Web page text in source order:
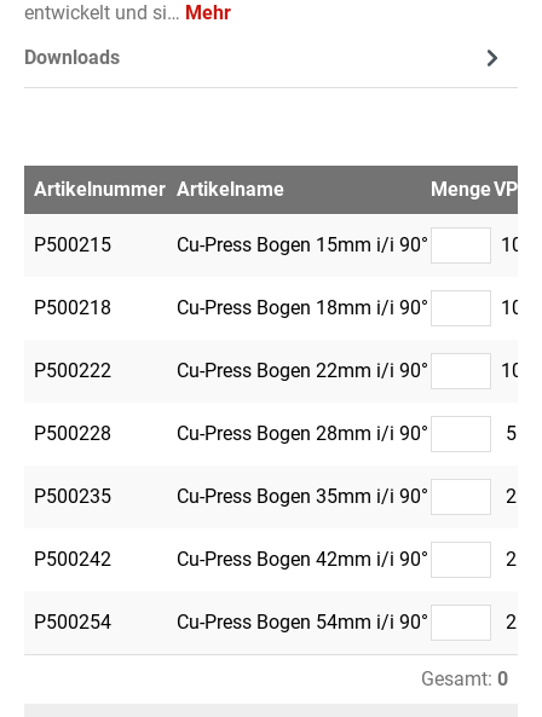
entwickelt und si… Mehr
Downloads
Artikelnummer Artikelname MengeVPE
P500215 Cu-Press Bogen 15mm i/i 90° 10
P500218 Cu-Press Bogen 18mm i/i 90° 10
P500222 Cu-Press Bogen 22mm i/i 90° 10
P500228 Cu-Press Bogen 28mm i/i 90° 5
P500235 Cu-Press Bogen 35mm i/i 90° 2
P500242 Cu-Press Bogen 42mm i/i 90° 2
P500254 Cu-Press Bogen 54mm i/i 90° 2
Gesamt: 0